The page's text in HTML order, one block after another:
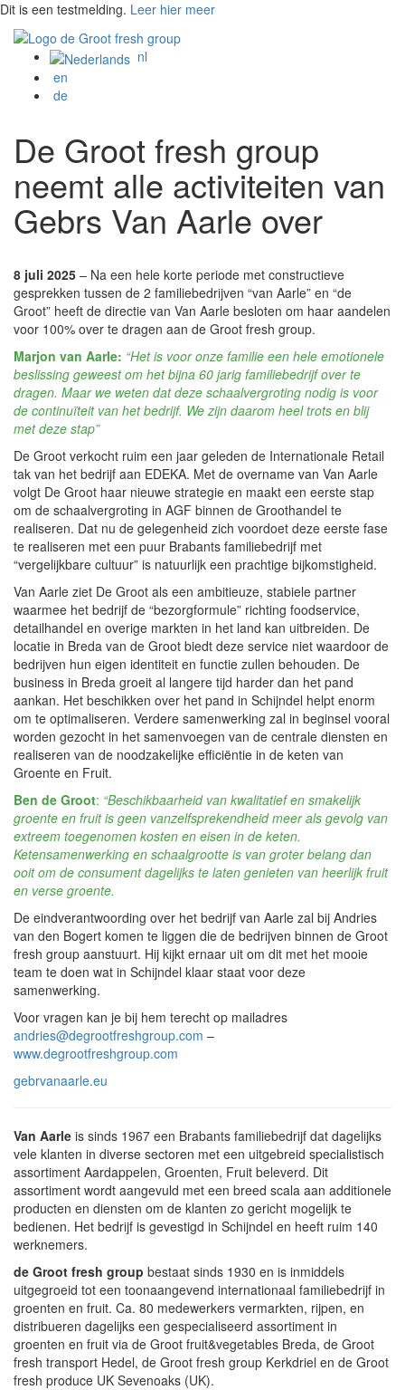
Dit is een testmelding. Leer hier meer
nl
en
de
De Groot fresh group
neemt alle activiteiten van
Gebrs Van Aarle over
8 juli 2025 – Na een hele korte periode met constructieve
gesprekken tussen de 2 familiebedrijven “van Aarle” en “de
Groot” heeft de directie van Van Aarle besloten om haar aandelen
voor 100% over te dragen aan de Groot fresh group.
Marjon van Aarle: “Het is voor onze familie een hele emotionele
beslissing geweest om het bijna 60 jarig familiebedrijf over te
dragen. Maar we weten dat deze schaalvergroting nodig is voor
de continuïteit van het bedrijf. We zijn daarom heel trots en blij
met deze stap”
De Groot verkocht ruim een jaar geleden de Internationale Retail
tak van het bedrijf aan EDEKA. Met de overname van Van Aarle
volgt De Groot haar nieuwe strategie en maakt een eerste stap
om de schaalvergroting in AGF binnen de Groothandel te
realiseren. Dat nu de gelegenheid zich voordoet deze eerste fase
te realiseren met een puur Brabants familiebedrijf met
“vergelijkbare cultuur” is natuurlijk een prachtige bijkomstigheid.
Van Aarle ziet De Groot als een ambitieuze, stabiele partner
waarmee het bedrijf de “bezorgformule” richting foodservice,
detailhandel en overige markten in het land kan uitbreiden. De
locatie in Breda van de Groot biedt deze service niet waardoor de
bedrijven hun eigen identiteit en functie zullen behouden. De
business in Breda groeit al langere tijd harder dan het pand
aankan. Het beschikken over het pand in Schijndel helpt enorm
om te optimaliseren. Verdere samenwerking zal in beginsel vooral
worden gezocht in het samenvoegen van de centrale diensten en
realiseren van de noodzakelijke efficiëntie in de keten van
Groente en Fruit.
Ben de Groot: “Beschikbaarheid van kwalitatief en smakelijk
groente en fruit is geen vanzelfsprekendheid meer als gevolg van
extreem toegenomen kosten en eisen in de keten.
Ketensamenwerking en schaalgrootte is van groter belang dan
ooit om de consument dagelijks te laten genieten van heerlijk fruit
en verse groente.
De eindverantwoording over het bedrijf van Aarle zal bij Andries
van den Bogert komen te liggen die de bedrijven binnen de Groot
fresh group aanstuurt. Hij kijkt ernaar uit om dit met het mooie
team te doen wat in Schijndel klaar staat voor deze
samenwerking.
Voor vragen kan je bij hem terecht op mailadres
andries@degrootfreshgroup.com –
www.degrootfreshgroup.com
gebrvanaarle.eu
Van Aarle is sinds 1967 een Brabants familiebedrijf dat dagelijks
vele klanten in diverse sectoren met een uitgebreid specialistisch
assortiment Aardappelen, Groenten, Fruit beleverd. Dit
assortiment wordt aangevuld met een breed scala aan additionele
producten en diensten om de klanten zo gericht mogelijk te
bedienen. Het bedrijf is gevestigd in Schijndel en heeft ruim 140
werknemers.
de Groot fresh group bestaat sinds 1930 en is inmiddels
uitgegroeid tot een toonaangevend internationaal familiebedrijf in
groenten en fruit. Ca. 80 medewerkers vermarkten, rijpen, en
distribueren dagelijks een gespecialiseerd assortiment in
groenten en fruit via de Groot fruit&vegetables Breda, de Groot
fresh transport Hedel, de Groot fresh group Kerkdriel en de Groot
fresh produce UK Sevenoaks (UK).